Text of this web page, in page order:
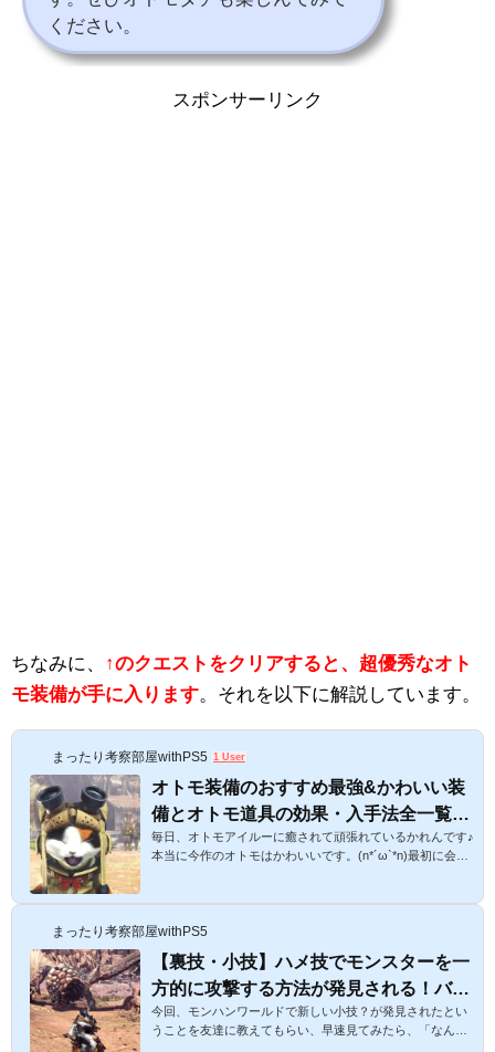
ください。
スポンサーリンク
ちなみに、
↑のクエストをクリアすると、超優秀なオト
モ装備が手に入ります。それを以下に解説しています。
まったり考察部屋withPS5 1 User
オトモ装備のおすすめ最強&かわいい装
備とオトモ道具の効果・入手法全一覧ま
とめ！ガジャブーの壺爆弾、はげましの
楽器が優秀すぎる！【モンハンワールド
毎日、オトモアイルーに癒されて頑張れているかれんです♪
本当に今作のオトモはかわいいです。(n*´ω`*n)最初に会っ
装備のおすすめ最強かわいい装備とオトモ道具の効果・入
の大盾が優秀すぎる！【モンハンワールド攻略】スポンサ
ーリンク まず最初におすすめの絶対入手しておきたいオト
モ道具からご紹介します♪１...
まったり考察部屋withPS5
【裏技・小技】ハメ技でモンスターを一
方的に攻撃する方法が発見される！バゼ
ルギウスが何もできずにやられる・・・
【モンハンまとめ】
今回、モンハンワールドで新しい小技？が発見されたとい
うことを友達に教えてもらい、早速見てみたら、「なん